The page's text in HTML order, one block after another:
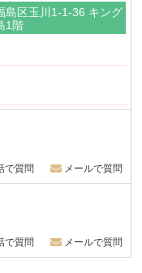
島区玉川1-1-36 キング
1階
で質問 メールで質問
で質問 メールで質問